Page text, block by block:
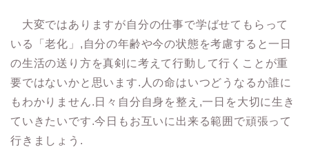
大変ではありますが自分の仕事で学ばせてもらって
いる「老化」,自分の年齢や今の状態を考慮すると一日
の生活の送り方を真剣に考えて行動して行くことが重
要ではないかと思います.人の命はいつどうなるか誰に
もわかりません.日々自分自身を整え,一日を大切に生き
ていきたいです.今日もお互いに出来る範囲で頑張って
行きましょう.